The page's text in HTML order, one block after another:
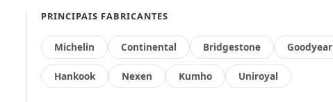
PRINCIPAIS FABRICANTES
Michelin Continental Bridgestone Goodyear
Hankook Nexen Kumho Uniroyal